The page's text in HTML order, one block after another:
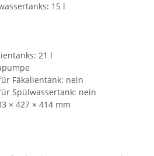
15 l
21 l
Fäkalientank: nein
Spülwassertank: nein
× 427 × 414 mm